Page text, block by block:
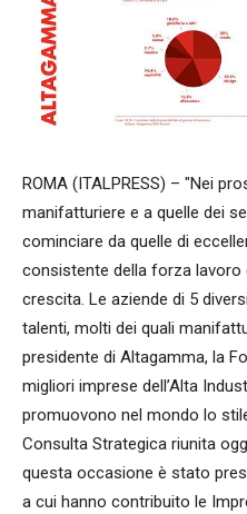
ROMA (ITALPRESS) – "Nei
manifatturiere e a quelle dei
cominciare da quelle di
consistente della forza lavoro
crescita. Le aziende di 5
talenti, molti dei quali
presidente di Altagamma, la
migliori imprese dell’Alta
promuovono nel mondo lo
Consulta Strategica riunita
questa occasione è stato
a cui hanno contribuito le